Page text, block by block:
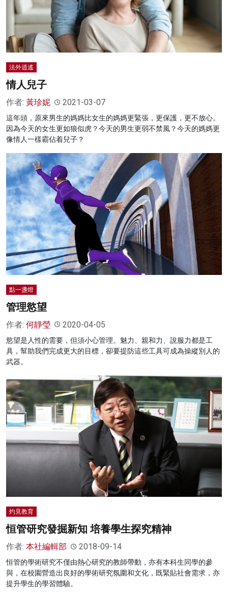
法外逍遙
情人兒子
作者: 黃珍妮 2021-03-07
這年頭，原來男生的媽媽比女生的媽媽更緊張，更保護，更不放心。
因為今天的女生更如狼似虎？今天的男生更弱不禁風？今天的媽媽更
像情人一樣霸佔着兒子？
點一盞燈
管理慾望
作者: 何靜瑩 2020-04-05
慾望是人性的需要，但須小心管理。魅力、親和力、說服力都是工
具，幫助我們完成更大的目標，卻要提防這些工具可成為操縱別人的
武器。
灼見教育
恒管研究發掘新知 培養學生探究精神
作者: 本社編輯部 2018-09-14
恒管的學術研究不僅由熱心研究的教師帶動，亦有本科生同學的參
與，在校園營造出良好的學術研究氛圍和文化，既緊貼社會需求，亦
提升學生的學習體驗。